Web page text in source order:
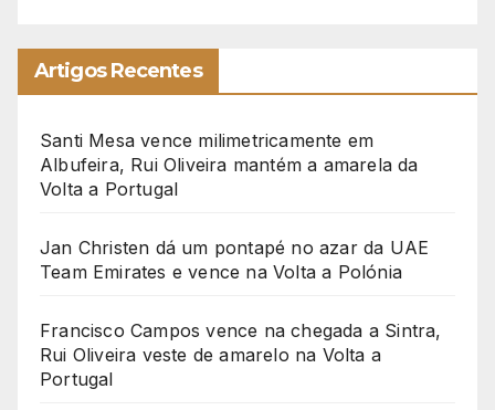
Artigos Recentes
Santi Mesa vence milimetricamente em
Albufeira, Rui Oliveira mantém a amarela da
Volta a Portugal
Jan Christen dá um pontapé no azar da UAE
Team Emirates e vence na Volta a Polónia
Francisco Campos vence na chegada a Sintra,
Rui Oliveira veste de amarelo na Volta a
Portugal